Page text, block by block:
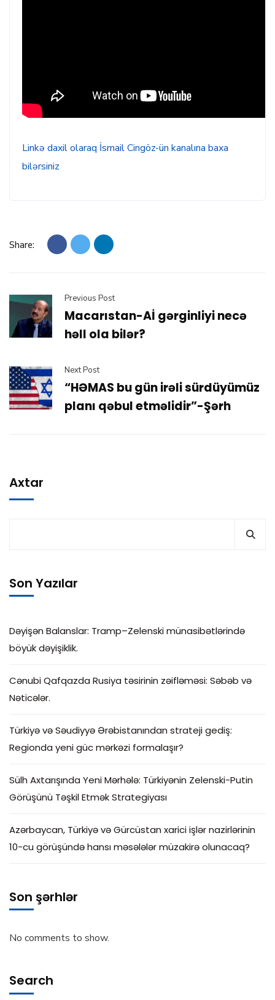
Linkə daxil olaraq İsmail Cingöz-ün kanalına baxa
bilərsiniz
Share:
Previous Post
Macarıstan-Aİ gərginliyi necə
həll ola bilər?
Next Post
“HƏMAS bu gün irəli sürdüyümüz
planı qəbul etməlidir”-Şərh
Axtar
Son Yazılar
Dəyişən Balanslar: Tramp–Zelenski münasibətlərində
böyük dəyişiklik.
Cənubi Qafqazda Rusiya təsirinin zəifləməsi: Səbəb və
Nəticələr.
Türkiyə və Səudiyyə Ərəbistanından strateji gediş:
Regionda yeni güc mərkəzi formalaşır?
Sülh Axtarışında Yeni Mərhələ: Türkiyənin Zelenski-Putin
Görüşünü Təşkil Etmək Strategiyası
Azərbaycan, Türkiyə və Gürcüstan xarici işlər nazirlərinin
10-cu görüşündə hansı məsələlər müzakirə olunacaq?
Son şərhlər
No comments to show.
Search